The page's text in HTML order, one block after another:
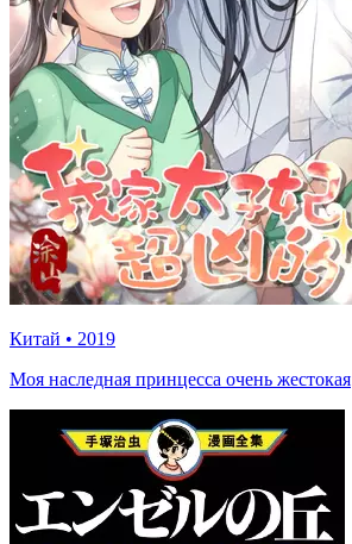
Китай • 2019
Моя наследная принцесса очень жестокая